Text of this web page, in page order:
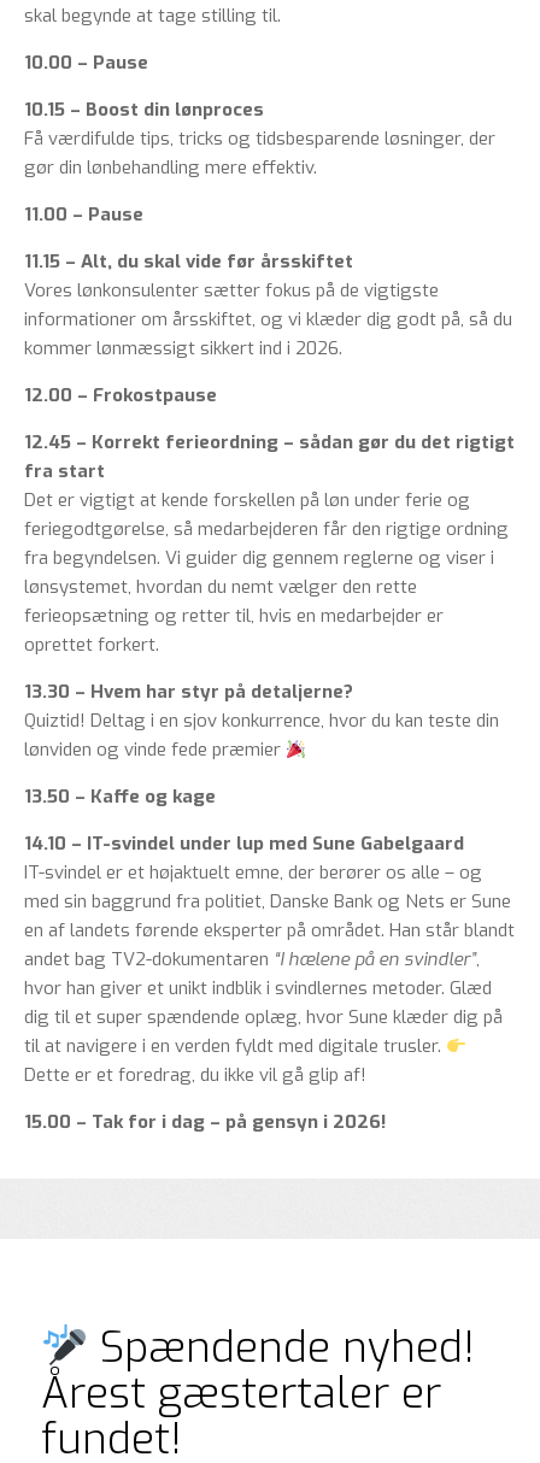
skal begynde at tage stilling til.
10.00 – Pause
10.15 – Boost din lønproces
Få værdifulde tips, tricks og tidsbesparende løsninger, der
gør din lønbehandling mere effektiv.
11.00 – Pause
11.15 – Alt, du skal vide før årsskiftet
Vores lønkonsulenter sætter fokus på de vigtigste
informationer om årsskiftet, og vi klæder dig godt på, så du
kommer lønmæssigt sikkert ind i 2026.
12.00 – Frokostpause
12.45 – Korrekt ferieordning – sådan gør du det rigtigt
fra start
Det er vigtigt at kende forskellen på løn under ferie og
feriegodtgørelse, så medarbejderen får den rigtige ordning
fra begyndelsen. Vi guider dig gennem reglerne og viser i
lønsystemet, hvordan du nemt vælger den rette
ferieopsætning og retter til, hvis en medarbejder er
oprettet forkert.
13.30 – Hvem har styr på detaljerne?
Quiztid! Deltag i en sjov konkurrence, hvor du kan teste din
lønviden og vinde fede præmier
13.50 – Kaffe og kage
14.10 – IT-svindel under lup med Sune Gabelgaard
IT-svindel er et højaktuelt emne, der berører os alle – og
med sin baggrund fra politiet, Danske Bank og Nets er Sune
en af landets førende eksperter på området. Han står blandt
andet bag TV2-dokumentaren “I hælene på en svindler”,
hvor han giver et unikt indblik i svindlernes metoder. Glæd
dig til et super spændende oplæg, hvor Sune klæder dig på
til at navigere i en verden fyldt med digitale trusler.
Dette er et foredrag, du ikke vil gå glip af!
15.00 – Tak for i dag – på gensyn i 2026!
Spændende nyhed!
Årest gæstertaler er
fundet!